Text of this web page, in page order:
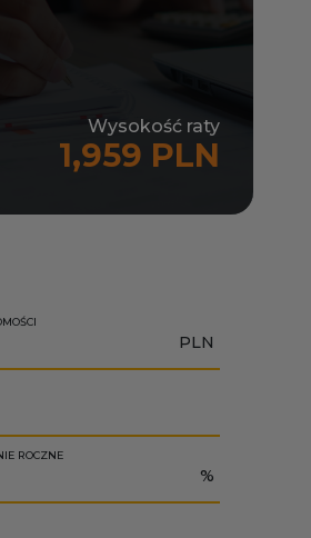
Wysokość raty
1,959 PLN
PLN
ROCZNE
%